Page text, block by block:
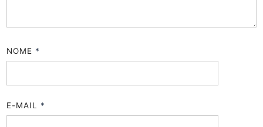
NOME *
E-MAIL *